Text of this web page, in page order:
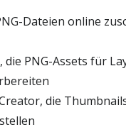
Dateien online
die PNG-Assets für
die